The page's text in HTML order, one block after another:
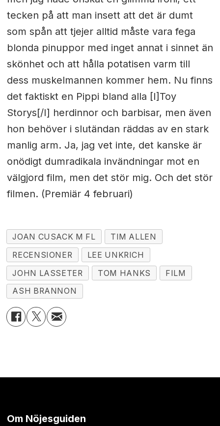
tecken på att man insett att det är dumt
som spån att tjejer alltid måste vara fega
blonda pinuppor med inget annat i sinnet än
skönhet och att hålla potatisen varm till
dess muskelmannen kommer hem. Nu finns
det faktiskt en Pippi bland alla [I]Toy
Storys[/I] herdinnor och barbisar, men även
hon behöver i slutändan räddas av en stark
manlig arm. Ja, jag vet inte, det kanske är
onödigt dumradikala invändningar mot en
välgjord film, men det stör mig. Och det stör
filmen. (Premiär 4 februari)
JOAN CUSACK M FL
TIM ALLEN
RECENSIONER
LEE UNKRICH
JOHN LASSETER
TOM HANKS
FILM
ASH BRANNON
Om Nöjesguiden